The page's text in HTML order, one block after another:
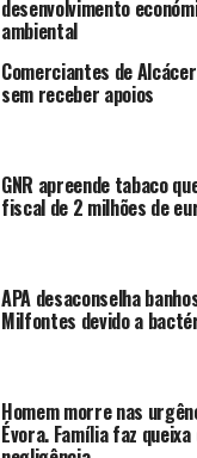
desenvolvimento
ambiental
Comerciantes de
sem receber apoios
GNR apreende tabaco
fiscal de 2 milhões de
APA desaconselha
Milfontes devido a
Homem morre nas
Évora. Família faz queixa